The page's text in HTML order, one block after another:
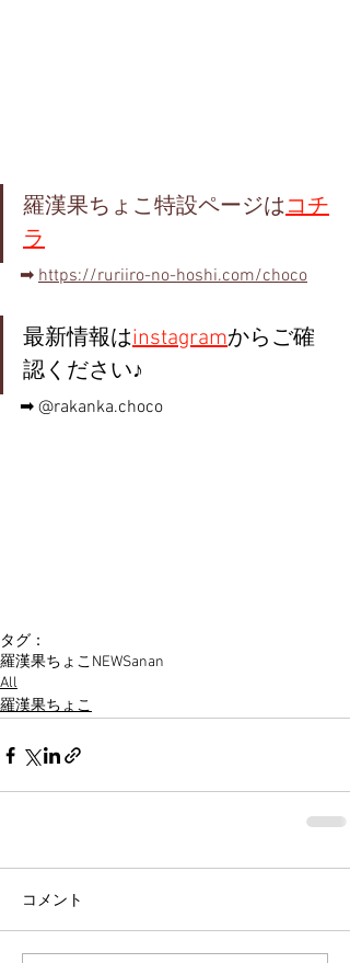
羅漢果ちょこ特設ページはコチ
ラ
➡︎ https://ruriiro-no-hoshi.com/choco
最新情報はinstagramからご確
認ください♪
➡︎ @rakanka.choco
タグ：
羅漢果ちょこNEWSanan
All
羅漢果ちょこ
コメント